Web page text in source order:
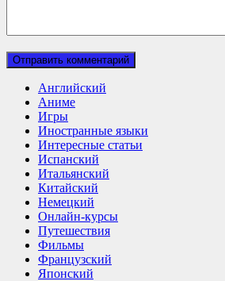
Английский
Аниме
Игры
Иностранные языки
Интересные статьи
Испанский
Итальянский
Китайский
Немецкий
Онлайн-курсы
Путешествия
Фильмы
Французский
Японский